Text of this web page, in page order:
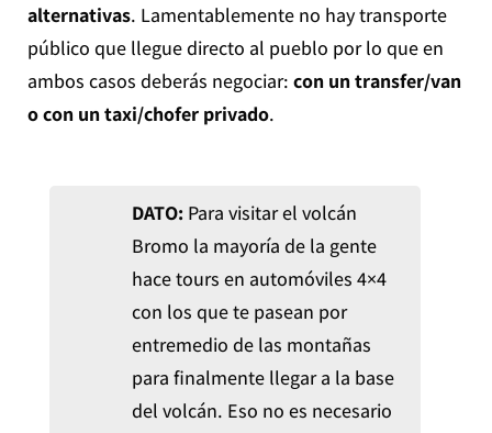
alternativas. Lamentablemente no hay transporte
público que llegue directo al pueblo por lo que en
ambos casos deberás negociar: con un transfer/van
o con un taxi/chofer privado.
DATO: Para visitar el volcán
Bromo la mayoría de la gente
hace tours en automóviles 4×4
con los que te pasean por
entremedio de las montañas
para finalmente llegar a la base
del volcán. Eso no es necesario